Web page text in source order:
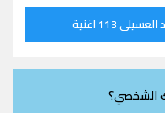
113 اغنية
الشخصي؟